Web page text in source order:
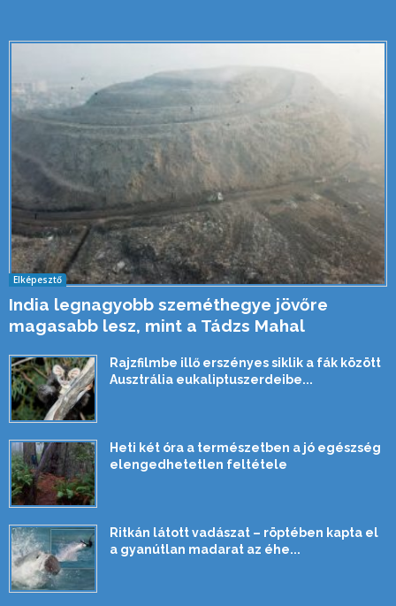
Elképesztő
India legnagyobb szeméthegye jövőre
magasabb lesz, mint a Tádzs Mahal
Rajzfilmbe illő erszényes siklik a fák között
Ausztrália eukaliptuszerdeibe...
Heti két óra a természetben a jó egészség
elengedhetetlen feltétele
Ritkán látott vadászat – röptében kapta el
a gyanútlan madarat az éhe...